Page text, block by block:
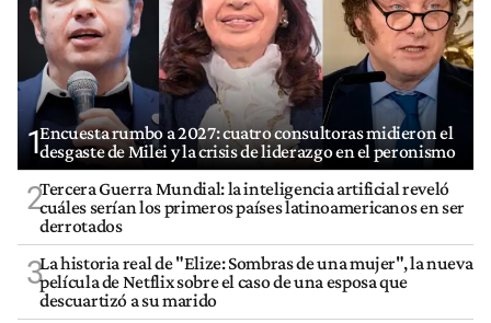
1Encuesta rumbo a 2027: cuatro consultoras midieron el
desgaste de Milei y la crisis de liderazgo en el peronismo
2Tercera Guerra Mundial: la inteligencia artificial reveló
cuáles serían los primeros países latinoamericanos en ser
derrotados
3La historia real de "Elize: Sombras de una mujer", la nueva
película de Netflix sobre el caso de una esposa que
descuartizó a su marido